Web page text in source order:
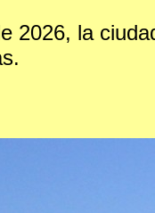
2026, la